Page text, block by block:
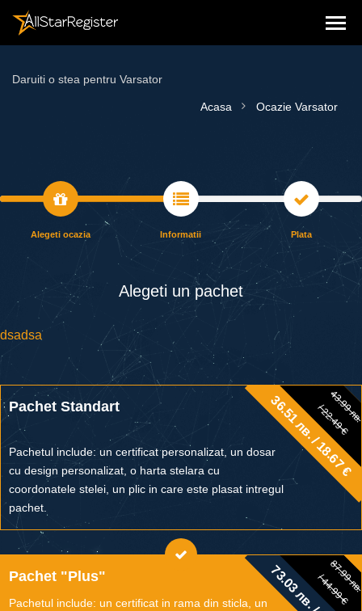
Daruiti o stea pentru Varsator
Acasa Ocazie Varsator
Alegeti ocazia Informatii Plata
Alegeti un pаchet
dsadsa
Pachet Standart 43.99 лв.
/ 22.49 €
43.99
/ 22.49 €
36.51 лв. / 18.67 €
Pachetul include: un certificat personalizat, un dosar
cu design personalizat, o harta stelara cu
coordonatele stelei, un plic in care este plasat intregul
pachet.
Pachet "Plus" 87.99 лв.
87.99
/ 44.99 €
Pachetul include: un certificat in rama din sticla, un